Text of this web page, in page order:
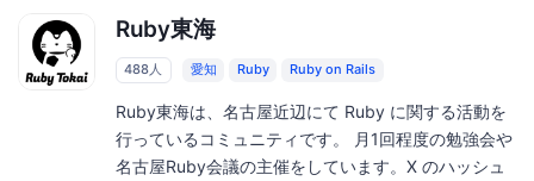
Ruby東海
488人 愛知 Ruby Ruby on Rails
Ruby東海は、名古屋近辺にて Ruby に関する活動を
行っているコミュニティです。 月1回程度の勉強会や
名古屋Ruby会議の主催をしています。X のハッシュ